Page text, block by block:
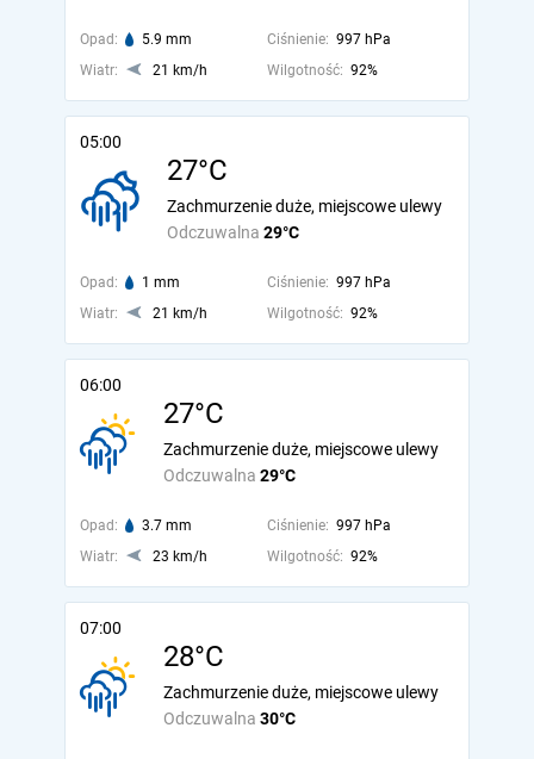
Opad: 5.9 mm Ciśnienie: 997 hPa
Wiatr:
21 km/h Wilgotność: 92%
05:00
27°C
Odczuwalna 29°C
Zachmurzenie duże, miejscowe ulewy
Opad: 1 mm Ciśnienie: 997 hPa
Wiatr:
21 km/h Wilgotność: 92%
06:00
27°C
Odczuwalna 29°C
Zachmurzenie duże, miejscowe ulewy
Opad: 3.7 mm Ciśnienie: 997 hPa
Wiatr:
23 km/h Wilgotność: 92%
07:00
28°C
Odczuwalna 30°C
Zachmurzenie duże, miejscowe ulewy